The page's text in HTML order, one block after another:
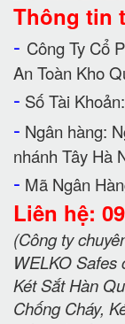
Thông tin
- Công Ty Cổ
An Toàn Kho
- Số Tài
- Ngân hàng:
nhánh Tây Hà
- Mã Ngân
Liên hệ:
(Công ty
WELKO Safes
Két Sắt Hàn
Chống Cháy,